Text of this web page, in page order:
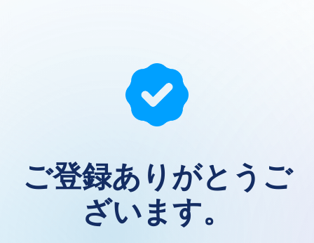
ご登録ありがとうご
ざいます。